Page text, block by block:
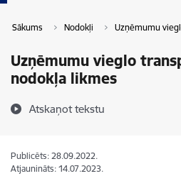
Sākums Nodokļi Uzņēmumu
Uzņēmumu vieglo
nodokļa likmes
Atskaņot tekstu
Publicēts: 28.09.2022.
Atjaunināts: 14.07.2023.